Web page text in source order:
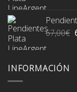
67,00€
INFORMACIÓN